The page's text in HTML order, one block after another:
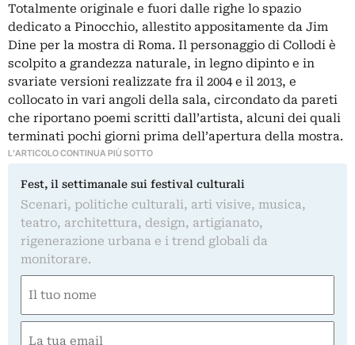
Totalmente originale e fuori dalle righe lo spazio
dedicato a Pinocchio, allestito appositamente da Jim
Dine per la mostra di Roma. Il personaggio di Collodi è
scolpito a grandezza naturale, in legno dipinto e in
svariate versioni realizzate fra il 2004 e il 2013, e
collocato in vari angoli della sala, circondato da pareti
che riportano poemi scritti dall’artista, alcuni dei quali
terminati pochi giorni prima dell’apertura della mostra.
L'ARTICOLO CONTINUA PIÙ SOTTO
Fest, il settimanale sui festival culturali
Scenari, politiche culturali, arti visive, musica,
teatro, architettura, design, artigianato,
rigenerazione urbana e i trend globali da
monitorare.
(Required)
First